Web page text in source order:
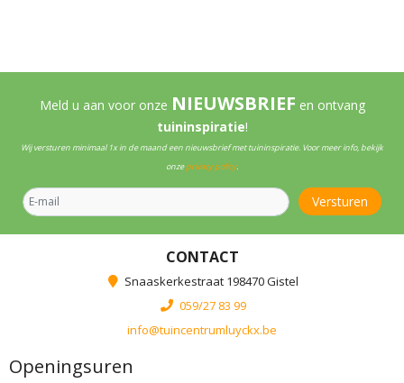
Meld u aan voor onze NIEUWSBRIEF en ontvang
tuininspiratie!
Wij versturen minimaal 1x in de maand een nieuwsbrief met tuininspiratie. Voor meer info, bekijk
onzeprivacy policy.
CONTACT
Snaaskerkestraat 198470 Gistel
059/27 83 99
info@tuincentrumluyckx.be
Openingsuren